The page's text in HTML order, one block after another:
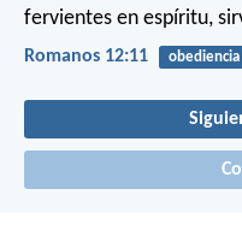
fervientes en espíritu,
Romanos 12:11 obediencia